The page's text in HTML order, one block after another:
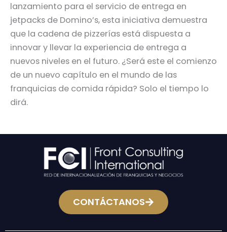
lanzamiento para el servicio de entrega en
jetpacks de Domino’s, esta iniciativa demuestra
que la cadena de pizzerías está dispuesta a
innovar y llevar la experiencia de entrega a
nuevos niveles en el futuro. ¿Será este el comienzo
de un nuevo capítulo en el mundo de las
franquicias de comida rápida? Solo el tiempo lo
dirá.
CONTÁCTANOS